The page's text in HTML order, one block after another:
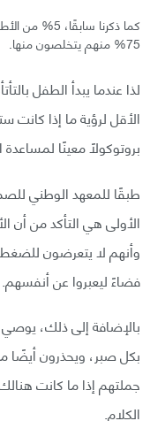
كما ذكرنا
75% منهم يتخلصون منها.
لذا عندما يبدأ الطفل
الأقل لرؤية ما إذا كانت
بروتوكولًا معينًا
طبقًا للمعهد الوطني
الأولى هي التأكد من أن
وأنهم لا يتعرضون
فضاءً ليعبروا عن أنفسهم.
بالإضافة إلى ذلك، يوصي
بكل صبر، ويحذرون أيضًا
جملتهم إذا ما كانت
الكلام.